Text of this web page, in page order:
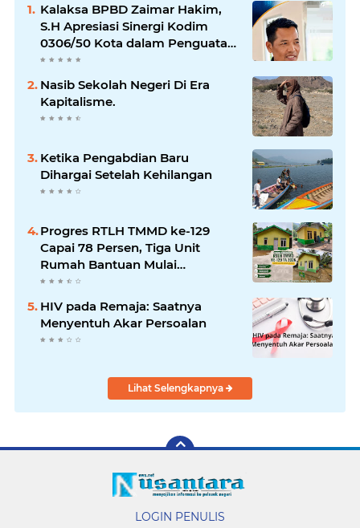
Kalaksa BPBD Zaimar Hakim,
S.H Apresiasi Sinergi Kodim
0306/50 Kota dalam Penguatan
Mitigasi dan Penanganan
Nasib Sekolah Negeri Di Era
Kapitalisme.
Ketika Pengabdian Baru
Dihargai Setelah Kehilangan
Progres RTLH TMMD ke-129
Capai 78 Persen, Tiga Unit
Rumah Bantuan Mulai
Rampung
HIV pada Remaja: Saatnya
Menyentuh Akar Persoalan
Lihat Selengkapnya
LOGIN PENULIS